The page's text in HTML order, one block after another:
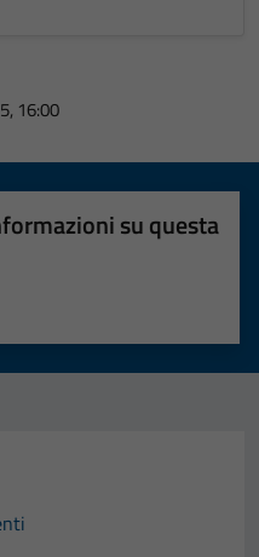
16:00
su questa
5